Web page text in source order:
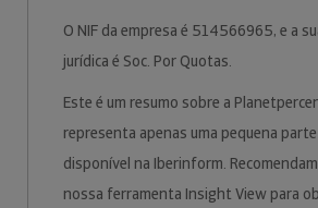
O NIF da empresa é 514566965, e a
jurídica é Soc. Por Quotas.
Este é um resumo sobre a
representa apenas uma pequena
disponível na Iberinform.
nossa ferramenta Insight View para